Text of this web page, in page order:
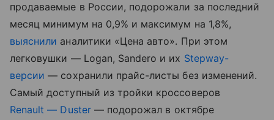
продаваемые в России, подорожали за последний
месяц минимум на 0,9% и максимум на 1,8%,
выяснили аналитики «Цена авто». При этом
легковушки — Logan, Sandero и их Stepway-
версии — сохранили прайс-листы без изменений.
Самый доступный из тройки кроссоверов
Renault — Duster— подорожал в октябре